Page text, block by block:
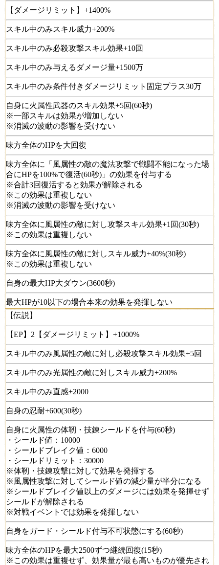
【ダメージリミット】+1400%
スキル中のみスキル威力+200%
スキル中のみ必殺攻撃スキル効果+10回
スキル中のみ与えるダメージ量+1500万
スキル中のみ条件付きダメージリミット固定プラス30万
自身に火属性武器のスキル効果+5回(60秒)
※一部スキルは効果が増加しない
※消滅の波動の影響を受けない
味方全体のHPを大回復
味方全体に「風属性の敵の魔法攻撃で戦闘不能になった場
合にHPを100%で復活(60秒)」の効果を付与する
※合計3回復活すると効果が解除される
※この効果は重複しない
※消滅の波動の影響を受けない
味方全体に風属性の敵に対し攻撃スキル効果+1回(30秒)
※この効果は重複しない
味方全体に風属性の敵に対しスキル威力+40%(30秒)
※この効果は重複しない
自身の最大HP大ダウン(3600秒)
最大HPが10以下の場合本来の効果を発揮しない
【伝説】
【EP】2【ダメージリミット】+1000%
スキル中のみ風属性の敵に対し必殺攻撃スキル効果+5回
スキル中のみ光属性の敵に対しスキル威力+200%
スキル中のみ直感+2000
自身の忍耐+600(30秒)
自身に火属性の体靭・技錬シールドを付与(60秒)
・シールド値：10000
・シールドブレイク値：6000
・シールドリミット：30000
※体靭・技錬攻撃に対して効果を発揮する
※風属性攻撃に対してシールド値の減少量が半分になる
※シールドブレイク値以上のダメージには効果を発揮せず
シールドが解除される
※対戦イベントでは効果を発揮しない
自身をガード・シールド付与不可状態にする(60秒)
味方全体のHPを最大2500ずつ継続回復(15秒)
※この効果は重複せず、効果量が最も高いものが優先され